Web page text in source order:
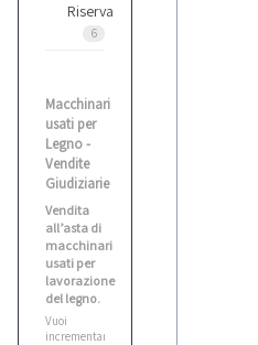
Riserva
6
Macchinari
usati per
Legno -
Vendite
Giudiziarie
Vendita
all’asta di
macchinari
usati per
lavorazione
del legno.
Vuoi
incrementare